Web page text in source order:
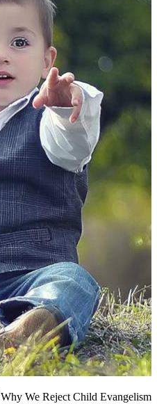
Why We Reject Child Evangelism